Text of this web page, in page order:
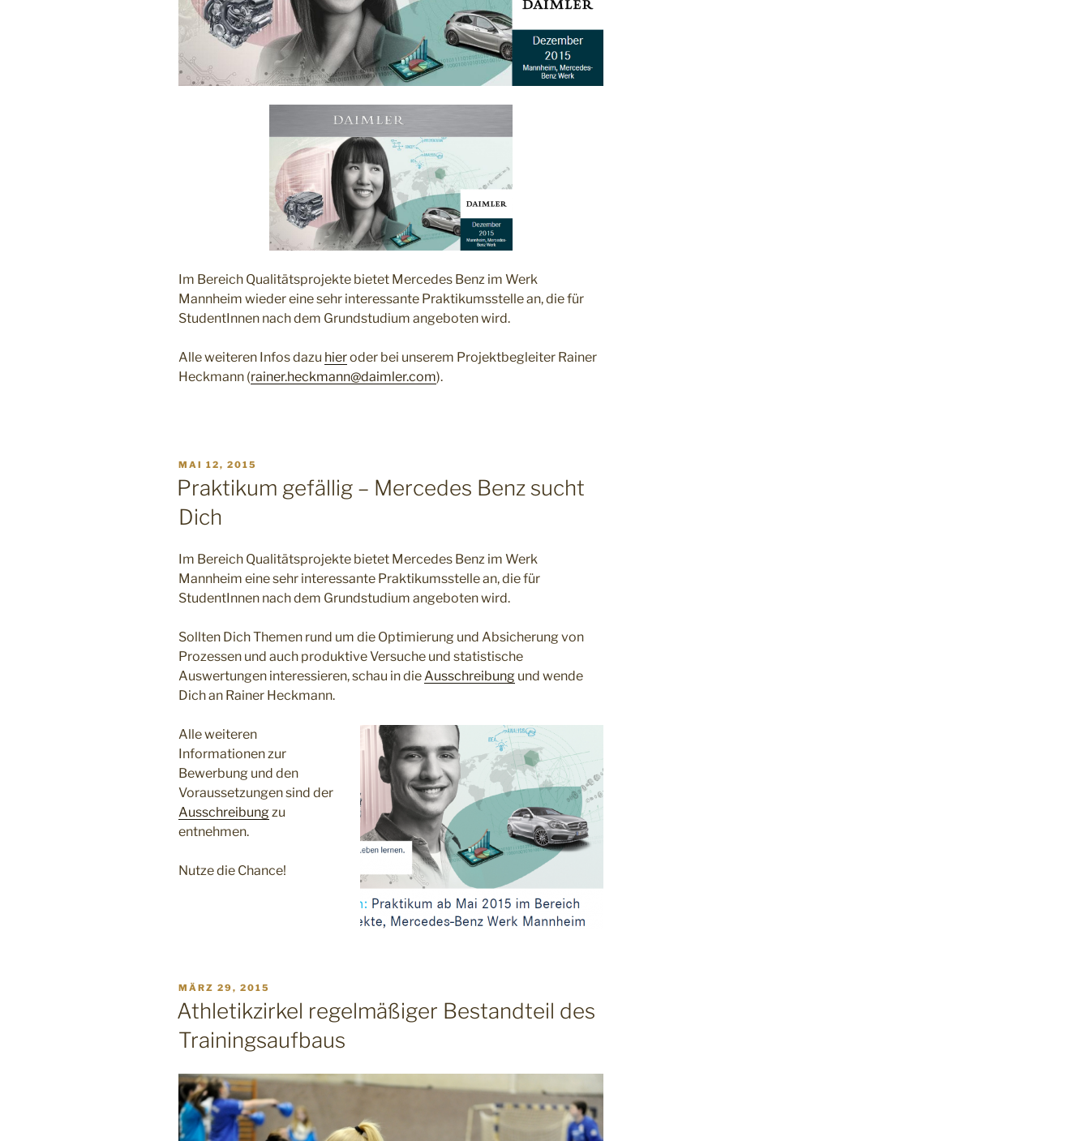
Im Bereich Qualitätsprojekte bietet Mercedes Benz im Werk
Mannheim wieder eine sehr interessante Praktikumsstelle an, die für
StudentInnen nach dem Grundstudium angeboten wird.
Alle weiteren Infos dazu hieroder bei unserem Projektbegleiter Rainer
Heckmann (rainer.heckmann@daimler.com).
VERÖFFENTLICHT
AM
MAI 12, 2015
Praktikum gefällig – Mercedes Benz sucht
Dich
Im Bereich Qualitätsprojekte bietet Mercedes Benz im Werk
Mannheim eine sehr interessante Praktikumsstelle an, die für
StudentInnen nach dem Grundstudium angeboten wird.
Sollten Dich Themen rund um die Optimierung und Absicherung von
Prozessen und auch produktive Versuche und statistische
Auswertungen interessieren, schau in dieAusschreibung und wende
Dich an Rainer Heckmann.
Alle weiteren
Informationen zur
Bewerbung und den
Voraussetzungen sind der
Ausschreibungzu
entnehmen.
Nutze die Chance!
VERÖFFENTLICHT
AM
MÄRZ 29, 2015
Athletikzirkel regelmäßiger Bestandteil des
Trainingsaufbaus